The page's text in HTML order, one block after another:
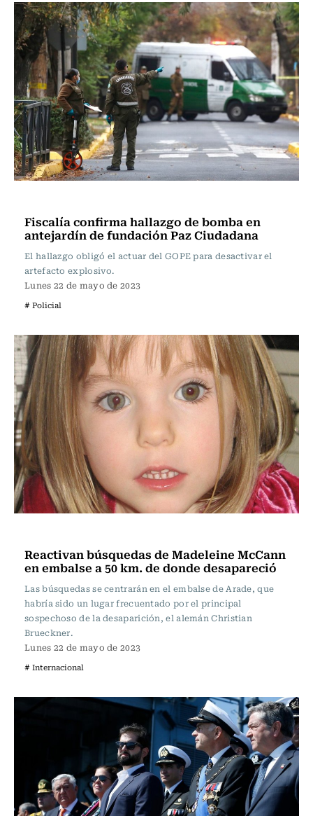
Fiscalía confirma hallazgo de bomba en
antejardín de fundación Paz Ciudadana
El hallazgo obligó el actuar del GOPE para desactivar el
artefacto explosivo.
Lunes 22 de mayo de 2023
# Policial
Reactivan búsquedas de Madeleine McCann
en embalse a 50 km. de donde desapareció
Las búsquedas se centrarán en el embalse de Arade, que
habría sido un lugar frecuentado por el principal
sospechoso de la desaparición, el alemán Christian
Brueckner.
Lunes 22 de mayo de 2023
# Internacional